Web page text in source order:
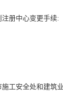
册中心变更手续:
工安全处和建筑